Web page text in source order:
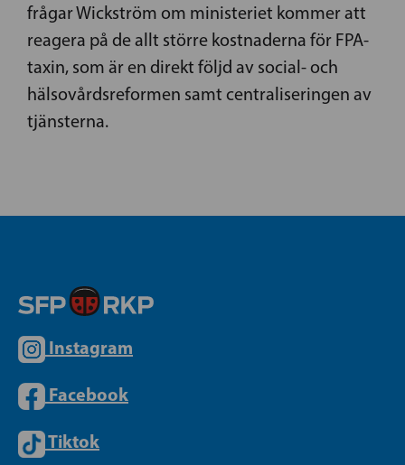
frågar Wickström om ministeriet kommer att
reagera på de allt större kostnaderna för FPA-
taxin, som är en direkt följd av social- och
hälsovårdsreformen samt centraliseringen av
tjänsterna.
Instagram
Facebook
Tiktok